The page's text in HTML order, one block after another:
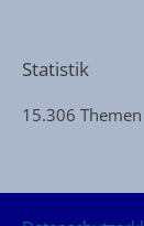
Statistik
15.306 Themen